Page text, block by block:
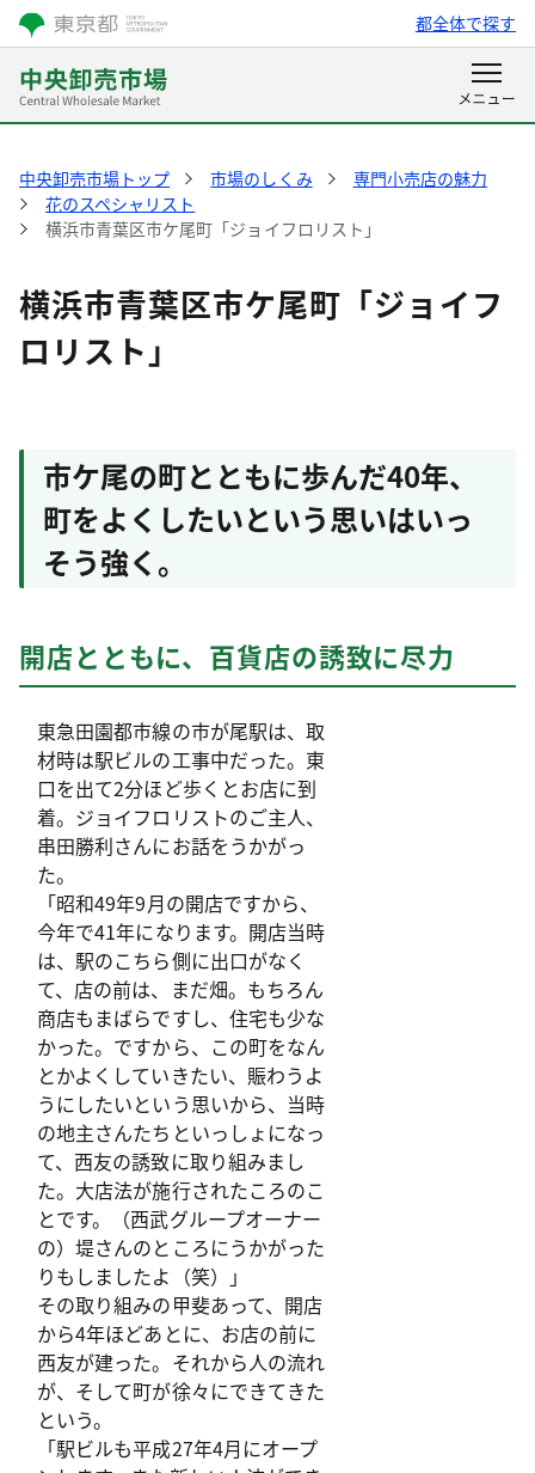
都全体で探す
中央卸売市場トップ 市場のしくみ
専門小売店の魅力
花のスペシャリスト
横浜市青葉区市ケ尾町「ジョイフロリスト」
横浜市青葉区市ケ尾町「ジョイフ
ロリスト」
市ケ尾の町とともに歩んだ40年、
町をよくしたいという思いはいっ
そう強く。
開店とともに、百貨店の誘致に尽力
東急田園都市線の市が尾駅は、取
材時は駅ビルの工事中だった。東
口を出て2分ほど歩くとお店に到
着。ジョイフロリストのご主人、
串田勝利さんにお話をうかがっ
た。
「昭和49年9月の開店ですから、
今年で41年になります。開店当時
は、駅のこちら側に出口がなく
て、店の前は、まだ畑。もちろん
商店もまばらですし、住宅も少な
かった。ですから、この町をなん
とかよくしていきたい、賑わうよ
うにしたいという思いから、当時
の地主さんたちといっしょになっ
て、西友の誘致に取り組みまし
た。大店法が施行されたころのこ
とです。（西武グループオーナー
の）堤さんのところにうかがった
りもしましたよ（笑）」
その取り組みの甲斐あって、開店
から4年ほどあとに、お店の前に
西友が建った。それから人の流れ
が、そして町が徐々にできてきた
という。
「駅ビルも平成27年4月にオープ